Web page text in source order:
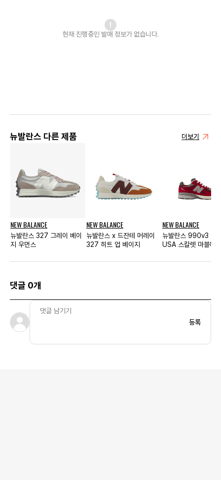
현재 진행중인 발매 정보가 없습니다.
뉴발란스 다른 제품 더보기
NEW BALANCE
뉴발란스 327 그레이 베이
지 우먼스
NEW BALANCE
뉴발란스 x 드잔테 머레이
327 히트 업 베이지
NEW BALANCE
뉴발란스 990v3 메
USA 스칼렛 마블헤
댓글 0개
등록